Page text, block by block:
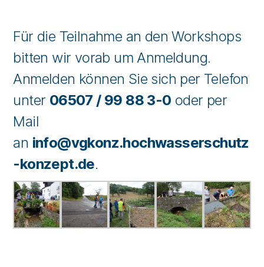
Für die Teilnahme an den Workshops
bitten wir vorab um Anmeldung.
Anmelden können Sie sich per Telefon
unter 06507 / 99 88 3-0 oder per
Mail
an info@vgkonz.hochwasserschutz
-konzept.de.